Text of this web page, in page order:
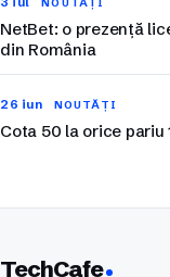
NetBet: o prezență
din România
26 iun NOUTĂȚI
Cota 50 la orice pariu
TechCafe